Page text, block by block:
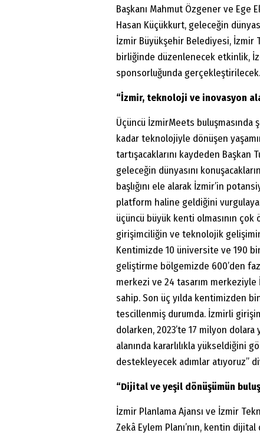
Başkanı Mahmut Özgener ve Ege
Hasan Küçükkurt, geleceğin
İzmir Büyükşehir Belediyesi, İzmir
birliğinde düzenlenecek etkinlik,
sponsorluğunda gerçekleştirilecek.
“İzmir, teknoloji ve inovasyon
Üçüncü İzmirMeets
kadar teknolojiyle dönüşen
tartışacaklarını kaydeden Başkan
geleceğin dünyasını
başlığını ele alarak İzmir’in
platform haline geldiğini
üçüncü büyük kenti olmasının
girişimciliğin ve teknolojik
Kentimizde 10 üniversite ve 190
geliştirme bölgemizde 600’den
merkezi ve 24 tasarım merkeziyle
sahip. Son üç yılda kentimizden
tescillenmiş durumda. İzmirli
dolarken, 2023’te 17 milyon
alanında kararlılıkla yükseldiğini
destekleyecek adımlar atıyoruz”
“Dijital ve yeşil dönüşümün
İzmir Planlama Ajansı ve İzmir
Zekâ Eylem Planı’nın, kentin